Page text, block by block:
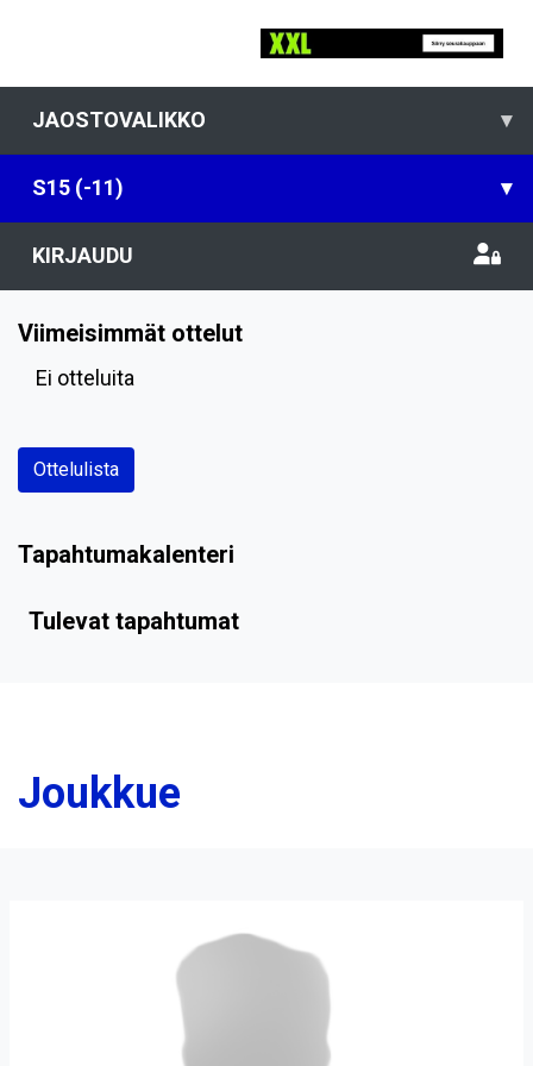
JAOSTOVALIKKO ▾
S15 (-11) ▾
KIRJAUDU
Viimeisimmät ottelut
Ei otteluita
Ottelulista
Tapahtumakalenteri
Tulevat tapahtumat
Joukkue